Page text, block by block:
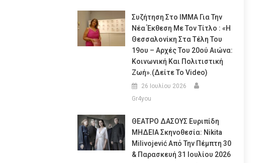
Συζήτηση Στο ΙΜΜΑ Για Την
Νέα Έκθεση Με Τον Τίτλο : «Η
Θεσσαλονίκη Στα Τέλη Του
19ου – Αρχές Του 20ού Αιώνα:
Κοινωνική Και Πολιτιστική
Ζωή».(Δείτε Το Video)
26 Ιουλίου 2026
Gr4you
ΘΕΑΤΡΟ ΔΑΣΟΥΣ Ευριπίδη
ΜΗΔΕΙΑ Σκηνοθεσία: Nikita
Milivojević Από Την Πέμπτη 30
& Παρασκευή 31 Ιουλίου 2026